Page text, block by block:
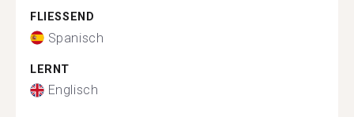
FLIESSEND
Spanisch
LERNT
Englisch